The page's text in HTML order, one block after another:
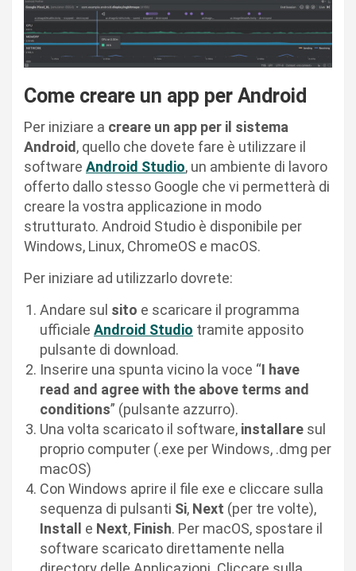
Come creare un app per Android
Per iniziare a creare un app per il sistema
Android, quello che dovete fare è utilizzare il
software Android Studio, un ambiente di lavoro
offerto dallo stesso Google che vi permetterà di
creare la vostra applicazione in modo
strutturato. Android Studio è disponibile per
Windows, Linux, ChromeOS e macOS.
Per iniziare ad utilizzarlo dovrete:
Andare sul sito e scaricare il programma
ufficiale Android Studio tramite apposito
pulsante di download.
Inserire una spunta vicino la voce “I have
read and agree with the above terms and
conditions” (pulsante azzurro).
Una volta scaricato il software, installare sul
proprio computer (.exe per Windows, .dmg per
macOS)
Con Windows aprire il file exe e cliccare sulla
sequenza di pulsanti Si, Next (per tre volte),
Install
e Next, Finish. Per macOS, spostare il
software scaricato direttamente nella